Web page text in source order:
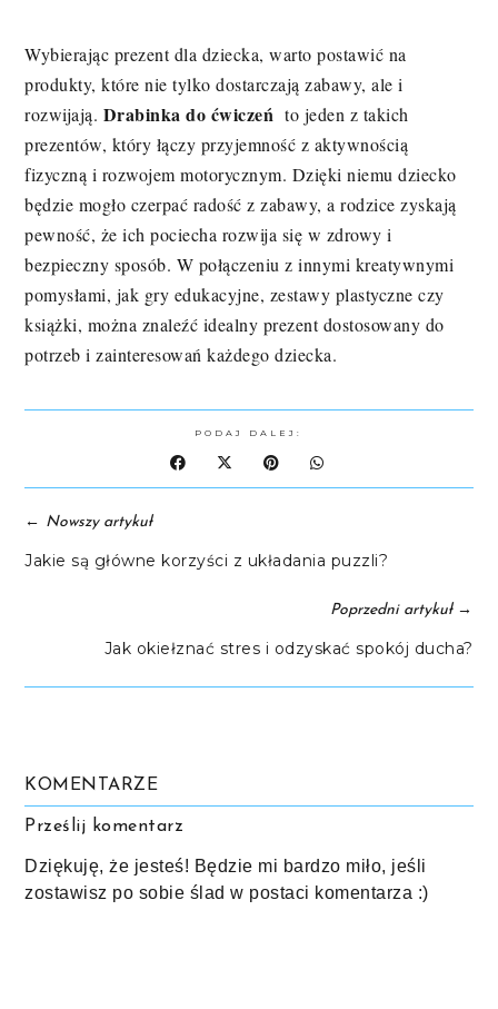
Wybierając prezent dla dziecka, warto postawić na
produkty, które nie tylko dostarczają zabawy, ale i
rozwijają. Drabinka do ćwiczeń to jeden z takich
prezentów, który łączy przyjemność z aktywnością
fizyczną i rozwojem motorycznym. Dzięki niemu dziecko
będzie mogło czerpać radość z zabawy, a rodzice zyskają
pewność, że ich pociecha rozwija się w zdrowy i
bezpieczny sposób. W połączeniu z innymi kreatywnymi
pomysłami, jak gry edukacyjne, zestawy plastyczne czy
książki, można znaleźć idealny prezent dostosowany do
potrzeb i zainteresowań każdego dziecka.
PODAJ DALEJ:
← Nowszy artykuł
Jakie są główne korzyści z układania puzzli?
Poprzedni artykuł→
Jak okiełznać stres i odzyskać spokój ducha?
KOMENTARZE
Prześlij komentarz
Dziękuję, że jesteś! Będzie mi bardzo miło, jeśli
zostawisz po sobie ślad w postaci komentarza :)